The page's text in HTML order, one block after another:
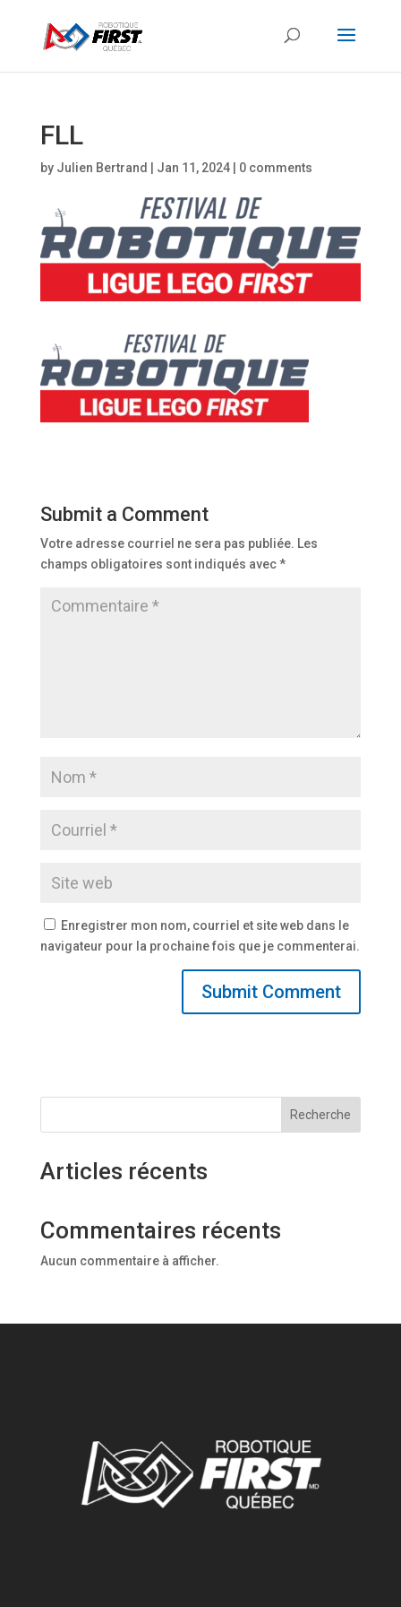
FLL
by Julien Bertrand Jan 11, 2024| 0 comments
Submit a Comment
Votre adresse courriel ne sera pas publiée. Les
champs obligatoires sont indiqués avec*
Enregistrer mon nom, courriel et site web dans le
navigateur pour la prochaine fois que je commenterai.
Recherche
Articles récents
Commentaires récents
Aucun commentaire à afficher.